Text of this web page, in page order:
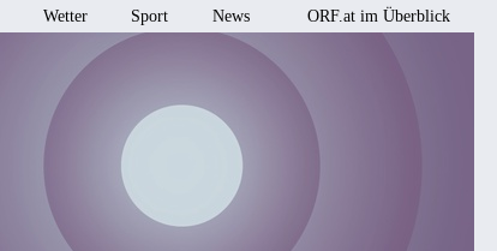
Wetter Sport News ORF.at im Überblick